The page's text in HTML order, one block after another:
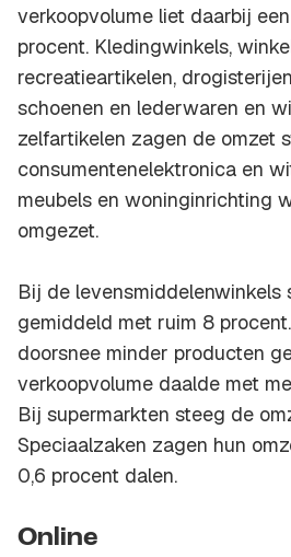
verkoopvolume liet daarbij
procent. Kledingwinkels,
recreatieartikelen,
schoenen en lederwaren en
zelfartikelen zagen de omzet
consumentenelektronica en
meubels en woninginrichting
omgezet.
Bij de levensmiddelenwinkels
gemiddeld met ruim 8
doorsnee minder producten
verkoopvolume daalde met
Bij supermarkten steeg de
Speciaalzaken zagen hun
0,6 procent dalen.
Online